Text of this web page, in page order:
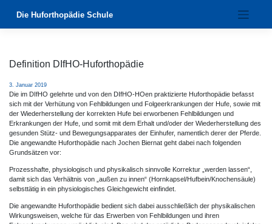
Die Huforthopädie Schule
Definition DIfHO-Huforthopädie
3. Januar 2019
Die im DIfHO gelehrte und von den DIfHO-HOen praktizierte Huforthopädie befasst
sich mit der Verhütung von Fehlbildungen und Folgeerkrankungen der Hufe, sowie mit
der Wiederherstellung der korrekten Hufe bei erworbenen Fehlbildungen und
Erkrankungen der Hufe, und somit mit dem Erhalt und/oder der Wiederherstellung des
gesunden Stütz- und Bewegungsapparates der Einhufer, namentlich derer der Pferde.
Die angewandte Huforthopädie nach Jochen Biernat geht dabei nach folgenden
Grundsätzen vor:
Prozesshafte, physiologisch und physikalisch sinnvolle Korrektur „werden lassen“,
damit sich das Verhältnis von „außen zu innen“ (Hornkapsel/Hufbein/Knochensäule)
selbsttätig in ein physiologisches Gleichgewicht einfindet.
Die angewandte Huforthopädie bedient sich dabei ausschließlich der physikalischen
Wirkungsweisen, welche für das Erwerben von Fehlbildungen und ihren